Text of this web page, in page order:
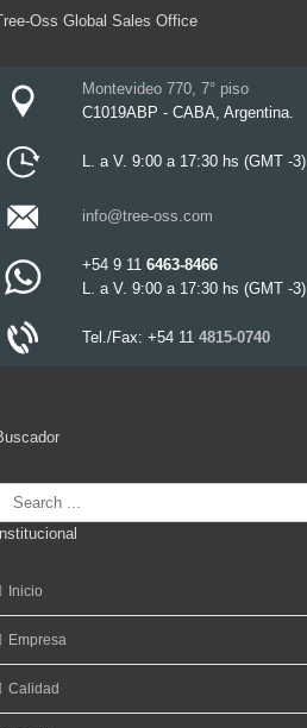
Oss Global Sales Office
Montevideo 770, 7° piso
C1019ABP - CABA, Argentina.
L. a V. 9:00 a 17:30 hs (GMT -3)
info@tree-oss.com
+54 9 11 6463-8466
L. a V. 9:00 a 17:30 hs (GMT -3)
Tel./Fax: +54 11 4815-0740
Inicio
Empresa
Calidad